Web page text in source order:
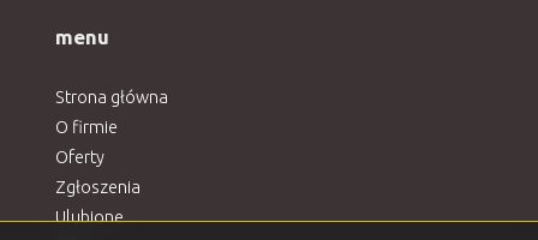
menu
Strona główna
O firmie
Oferty
Zgłoszenia
Ulubione